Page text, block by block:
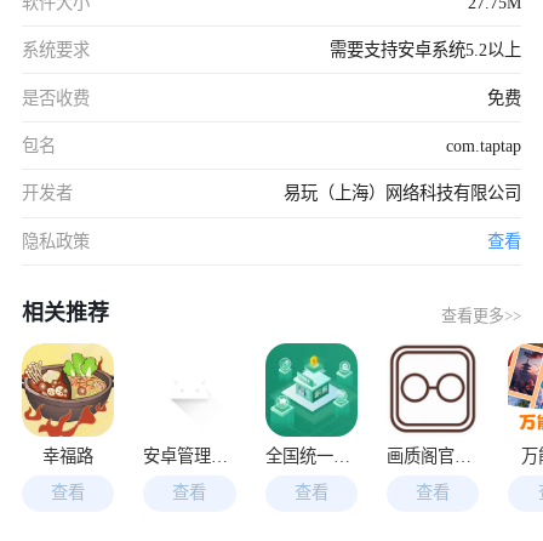
系统要求 需要支持安卓系统5.2以上
是否收费 免费
包名 com.taptap
开发者 易玩（上海）网络科技有限公司
隐私政策 查看
相关推荐 查看更多>>
幸福路
查看
查看
全国统一卷烟订货平台
查看
画质阁官方版
查看